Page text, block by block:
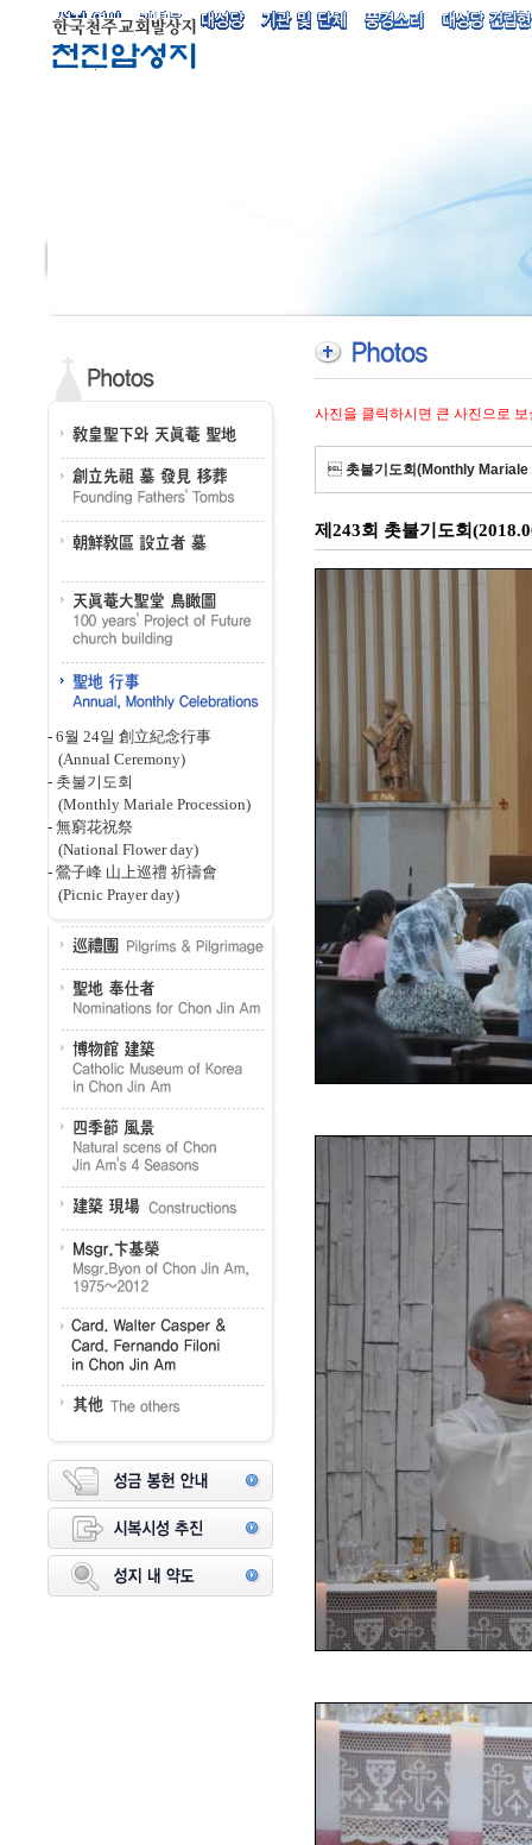
- 6월 24일 創立紀念行事
(Annual Ceremony)
- 촛불기도회
(Monthly Mariale Procession)
- 無窮花祝祭
(National Flower day)
- 鶯子峰 山上巡禮 祈禱會
(Picnic Prayer day)
사진을 클릭하시면 큰 사진으로
 촛불기도회(Monthly
제243회 촛불기도회